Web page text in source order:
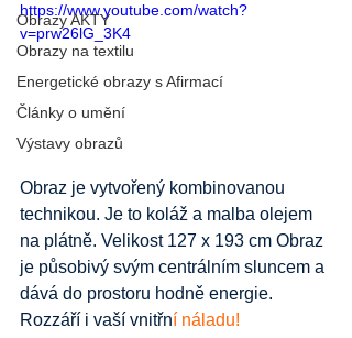
Obrazy AKTY
Obrazy na textilu
Energetické obrazy s Afirmací
Články o umění
Výstavy obrazů
https://www.youtube.com/watch?
v=prw26lG_3K4
Obraz je vytvořený kombinovanou
technikou. Je to koláž a malba olejem
na plátně. Velikost 127 x 193 cm Obraz
je působivý svým centrálním sluncem a
dává do prostoru hodně energie.
Rozzáří i vaší vnitřní náladu!